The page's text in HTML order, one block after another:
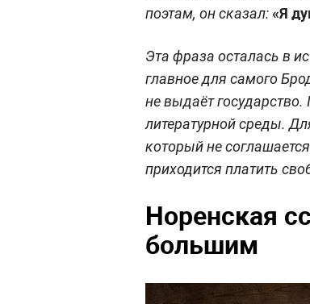
поэтам, он сказал:«Я
Эта фраза осталась в
главное для самого
не выдаёт
литературной среды.
который не
приходится платить
Норенская
большим